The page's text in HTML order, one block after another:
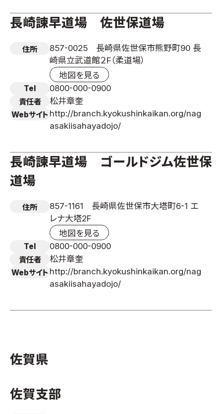
長崎諫早道場 佐世保道場
住所
857-0025 長崎県佐世保市熊野町90 長
崎県立武道館２F（柔道場）
地図を見る
Tel 0800-000-0900
責任者 松井章奎
Webサイト http://branch.kyokushinkaikan.org/nag
asakiisahayadojo/
長崎諫早道場 ゴールドジム佐世保
道場
住所
857-1161 長崎県佐世保市大塔町6-1 エ
レナ大塔2F
地図を見る
Tel 0800-000-0900
責任者 松井章奎
Webサイト http://branch.kyokushinkaikan.org/nag
asakiisahayadojo/
佐賀県
佐賀支部